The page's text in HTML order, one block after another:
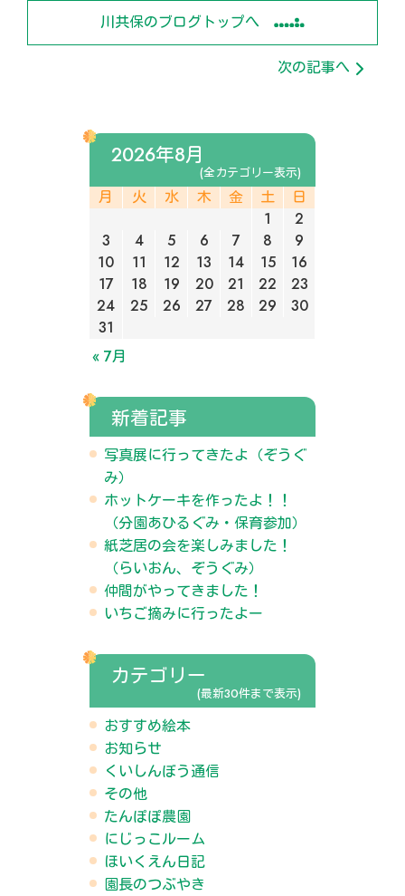
川共保のブログトップへ
次の記事へ
2026年8月
(全カテゴリー表示)
月 火 水 木 金 土 日
« 7月
1
2
3
4 5 6 7 8
9
10
11 12 13 14 15
16
17
18 19 20 21 22
23
24
25 26 27 28 29
30
31
新着記事
写真展に行ってきたよ（ぞうぐ
み）
ホットケーキを作ったよ！！
（分園あひるぐみ・保育参加）
紙芝居の会を楽しみました！
（らいおん、ぞうぐみ）
仲間がやってきました！
いちご摘みに行ったよー
カテゴリー
(最新30件まで表示)
おすすめ絵本
お知らせ
くいしんぼう通信
その他
たんぽぽ農園
にじっこルーム
ほいくえん日記
園長のつぶやき